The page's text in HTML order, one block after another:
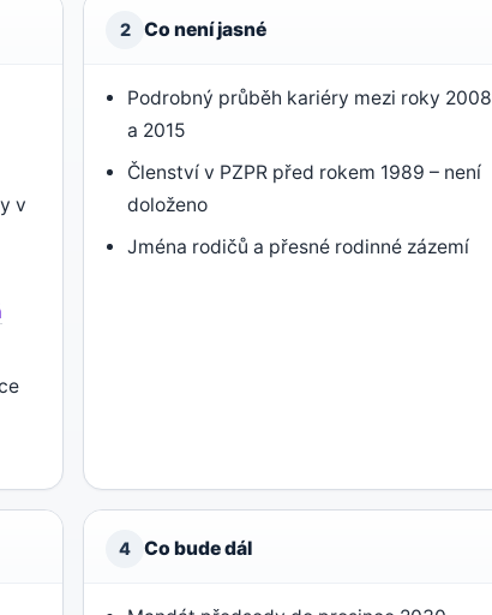
v
2 Co není jasné
Podrobný průběh kariéry mezi roky 2008
a 2015
Členství v PZPR před rokem 1989 – není
doloženo
Jména rodičů a přesné rodinné zázemí
4 Co bude dál